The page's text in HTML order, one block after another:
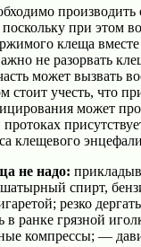
поскольку при этом
клеща вместе
не разорвать
может вызвать
стоит учесть, что
может
клещевого
не надо:
спирт,
резко
в ранке грязной
компрессы; —